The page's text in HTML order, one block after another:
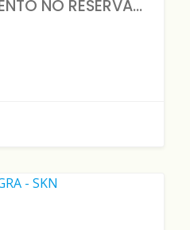
LINDO APARTAMENTO NO RESERVA DAS PRAIAS - 100% MOBILIADO